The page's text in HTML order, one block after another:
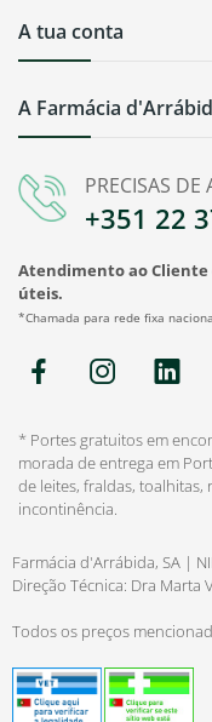
PRECISAS DE
+351 22
Atendimento ao Cliente
úteis.
*Chamada para rede fixa
A Farmácia
A tua conta
* Portes gratuitos em
morada de entrega em
de leites, fraldas,
incontinência.
Farmácia d'Arrábida, SA |
Direção Técnica: Dra Marta
Todos os preços